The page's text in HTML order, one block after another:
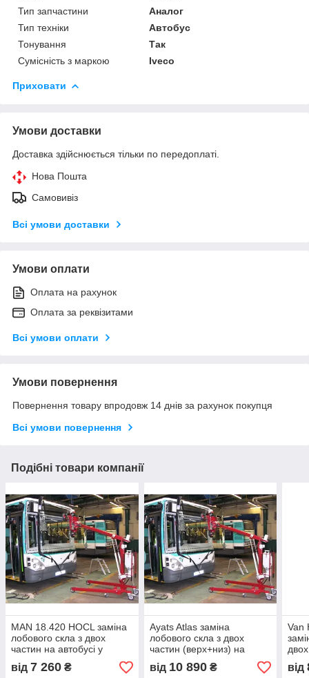
Тип запчастини
Аналог
Тип техніки
Автобус
Тонування
Так
Сумісність з маркою
Iveco
Приховати
Умови доставки
Доставка здійснюється тільки по передоплаті.
Нова Пошта
Самовивіз
Всі умови доставки
Умови оплати
Оплата на рахунок
Оплата за реквізитами
Всі умови оплати
Умови повернення
Повернення товару впродовж 14 днів за рахунок покупця
Всі умови повернення
Подібні товари компанії
MAN 18.420 HOCL заміна
лобового скла з двох
частин на автобусі у
Нікополі, Києві, Дніпрі
від 7 260 ₴
Ayats Atlas заміна
лобового скла з двох
частин (верх+низ) на
автобусі у Нікополі, Києві,
Дніпрі
від 10 890₴
Van
від